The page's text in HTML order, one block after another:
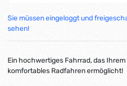
Sie müssen eingeloggt und
sehen!
Ein hochwertiges Fahrrad, das
komfortables Radfahren ermöglicht!